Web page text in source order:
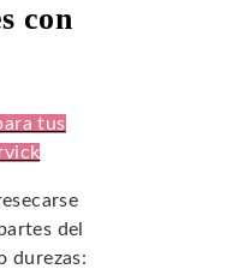
con
tus
del
durezas: